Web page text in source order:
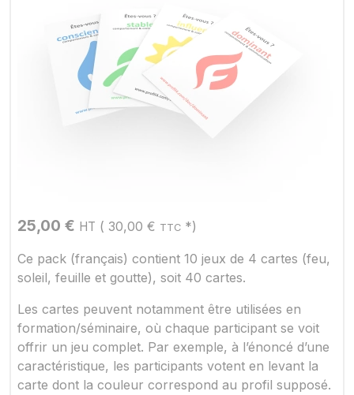
25,00 € HT ( 30,00 € TTC *)
Ce pack (français) contient 10 jeux de 4 cartes (feu,
soleil, feuille et goutte), soit 40 cartes.
Les cartes peuvent notamment être utilisées en
formation/séminaire, où chaque participant se voit
offrir un jeu complet. Par exemple, à l’énoncé d’une
caractéristique, les participants votent en levant la
carte dont la couleur correspond au profil supposé.